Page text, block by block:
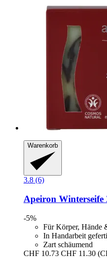
Warenkorb
3.8 (6)
Apeiron
-5%
Für Körper, Hände
In Handarbeit
Zart schäumend
CHF 10.73 CHF 11.30